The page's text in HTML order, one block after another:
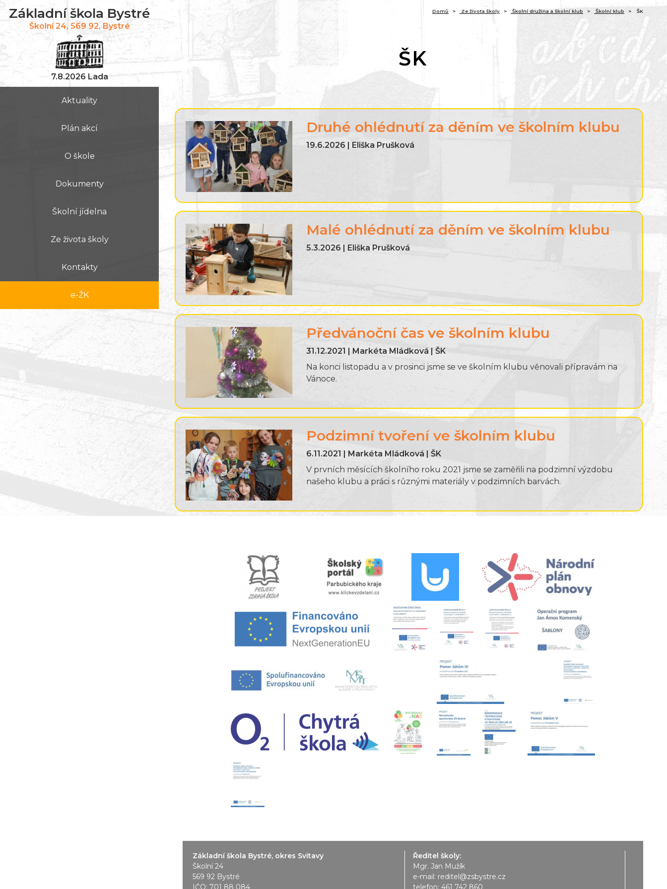
Základní škola Bystré
Školní 24, 569 92, Bystré
7.8.2026 Lada
Aktuality
Plán akcí
O škole
Dokumenty
Školní jídelna
Ze života školy
Kontakty
e-ŽK
Domů Ze života školy Školní družina a školní klub Školní klub ŠK(aktuální)
ŠK
Druhé ohlédnutí za děním ve školním klubu
19.6.2026 | Eliška Prušková
Malé ohlédnutí za děním ve školním klubu
5.3.2026 | Eliška Prušková
Předvánoční čas ve školním klubu
31.12.2021 | Markéta Mládková | ŠK
Na konci listopadu a v prosinci jsme se ve školním klubu věnovali přípravám na
Vánoce.
Podzimní tvoření ve školním klubu
6.11.2021 | Markéta Mládková | ŠK
V prvních měsících školního roku 2021 jsme se zaměřili na podzimní výzdobu
našeho klubu a práci s různými materiály v podzimních barvách.
Základní škola Bystré, okres Svitavy
Školní 24
569 92 Bystré
IČO: 701 88 084
Ředitel školy:
Mgr. Jan Mužík
e-mail: reditel@zsbystre.cz
telefon: 461 742 860